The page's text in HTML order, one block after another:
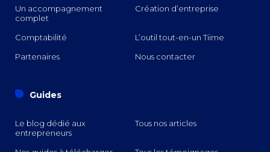
Un accompagnement
complet
Création d’entreprise
Comptabilité
L’outil tout-en-un Tiime
Partenaires
Nous contacter
o Guides
Le blog dédié aux
entrepreneurs
Tous nos articles